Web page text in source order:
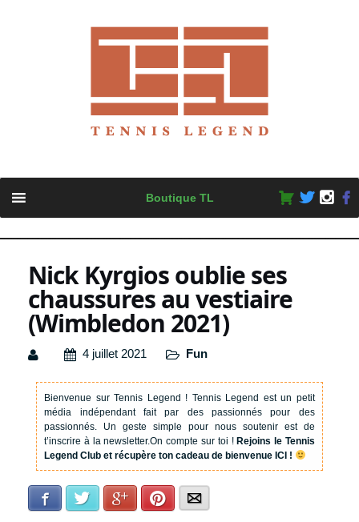
content
Boutique TL
Nick Kyrgios oublie ses
chaussures au vestiaire
(Wimbledon 2021)
4 juillet 2021 Fun
Bienvenue sur Tennis Legend ! Tennis Legend est un petit
média indépendant fait par des passionnés pour des
passionnés. Un geste simple pour nous soutenir est de
t’inscrire à la newsletter.On compte sur toi !Rejoins le Tennis
Legend Club et récupère ton cadeau de bienvenue ICI !
Facebook Twitter Google+Pinterest